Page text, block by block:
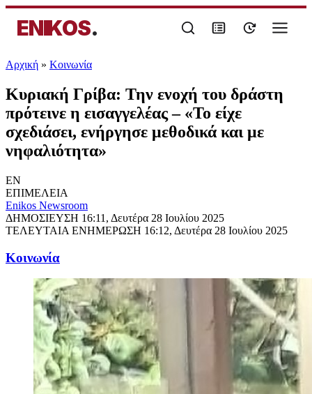
ENIKOS.
Αρχική » Κοινωνία
Κυριακή Γρίβα: Την ενοχή του δράστη
πρότεινε η εισαγγελέας – «Το είχε
σχεδιάσει, ενήργησε μεθοδικά και με
νηφαλιότητα»
EN
ΕΠΙΜΕΛΕΙΑ
Enikos Newsroom
ΔΗΜΟΣΙΕΥΣΗ 16:11, Δευτέρα 28 Ιουλίου 2025
ΤΕΛΕΥΤΑΙΑ ΕΝΗΜΕΡΩΣΗ 16:12, Δευτέρα 28 Ιουλίου 2025
Κοινωνία